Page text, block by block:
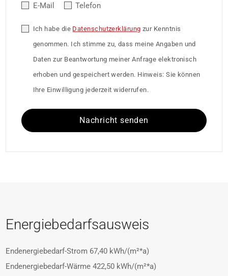
E-Mail
Telefon
Ich habe die Datenschutzerklärung zur Kenntnis
genommen. Ich stimme zu, dass meine Angaben und
Daten zur Beantwortung meiner Anfrage elektronisch
erhoben und gespeichert werden. Hinweis: Sie können
Ihre Einwilligung jederzeit widerrufen.
Nachricht senden
Energiebedarfsausweis
Endenergiebedarf-Strom 67,40 kWh/(m²*a)
Endenergiebedarf-Wärme 422,50 kWh/(m²*a)